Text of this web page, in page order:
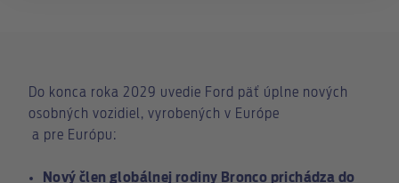
Do konca roka 2029 uvedie Ford päť úplne nových
osobných vozidiel, vyrobených v Európe
a pre Európu:
Nový člen globálnej rodiny Bronco prichádza do